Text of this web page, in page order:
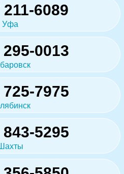
6089
Уфа
0013
7975
5295